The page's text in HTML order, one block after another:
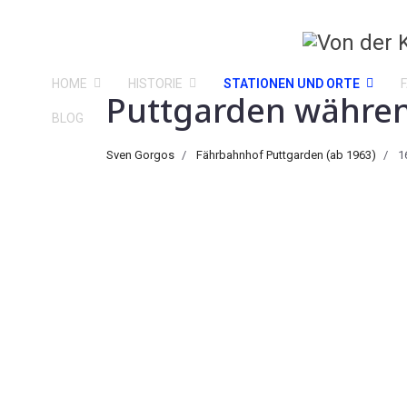
HOME HISTORIE STATIONEN UND ORTE
BLOG Puttgarden
Sven Gorgos Fährbahnhof Puttgarden (ab 1963)